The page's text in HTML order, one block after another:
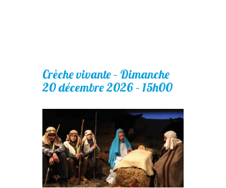
Crèche vivante – Dimanche
20 décembre 2026 – 15h00